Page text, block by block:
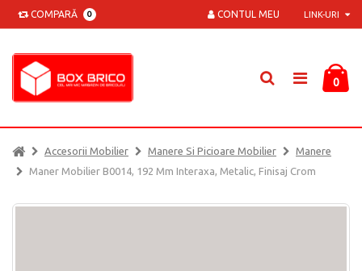
COMPARĂ 0 LINK-URI
CONTUL MEU
0
Accesorii Mobilier Manere Si Picioare Mobilier
Manere
Maner Mobilier B0014, 192 Mm Interaxa, Metalic, Finisaj Crom